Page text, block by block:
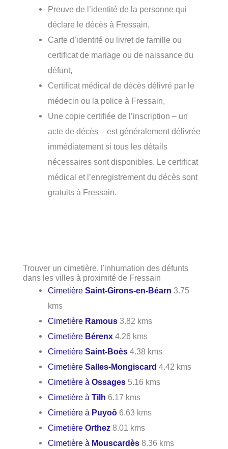
Preuve de l’identité de la personne qui
déclare le décès à Fressain,
Carte d’identité ou livret de famille ou
certificat de mariage ou de naissance du
défunt,
Certificat médical de décès délivré par le
médecin ou la police à Fressain,
Une copie certifiée de l’inscription – un
acte de décès – est généralement délivrée
immédiatement si tous les détails
nécessaires sont disponibles. Le certificat
médical et l’enregistrement du décès sont
gratuits à Fressain.
Trouver un cimetière, l'inhumation des défunts
dans les villes à proximité de Fressain
CimetièreSaint-Girons-en-Béarn 3.75
kms
Cimetière Ramous 3.82 kms
Cimetière Bérenx 4.26 kms
CimetièreSaint-Boès 4.38 kms
CimetièreSalles-Mongiscard 4.42 kms
Cimetière àOssages 5.16 kms
Cimetière àTilh 6.17 kms
Cimetière à Puyoô 6.63 kms
CimetièreOrthez 8.01 kms
Cimetière à Mouscardès 8.36 kms